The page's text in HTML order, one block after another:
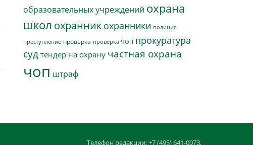
образовательных учреждений охрана
школ охранник охранники полиция
преступление проверка проверка ЧОП прокуратура
суд тендер на охрану частная охрана
чоп штраф
Телефон редакции: +7 (495) 641-0073,